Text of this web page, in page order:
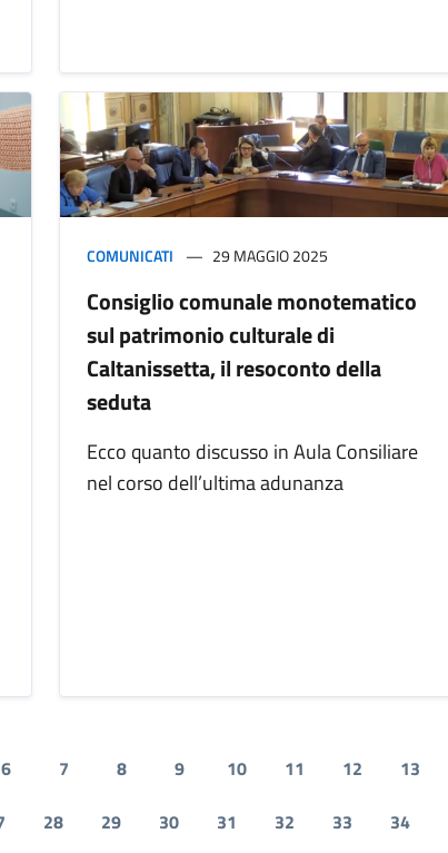
COMUNICATI 29 MAGGIO 2025
Consiglio comunale monotematico
sul patrimonio culturale di
Caltanissetta, il resoconto della
seduta
Ecco quanto discusso in Aula Consiliare
nel corso dell’ultima adunanza
6 7 8 9 10 11 12 13
28 29 30 31 32 33 34